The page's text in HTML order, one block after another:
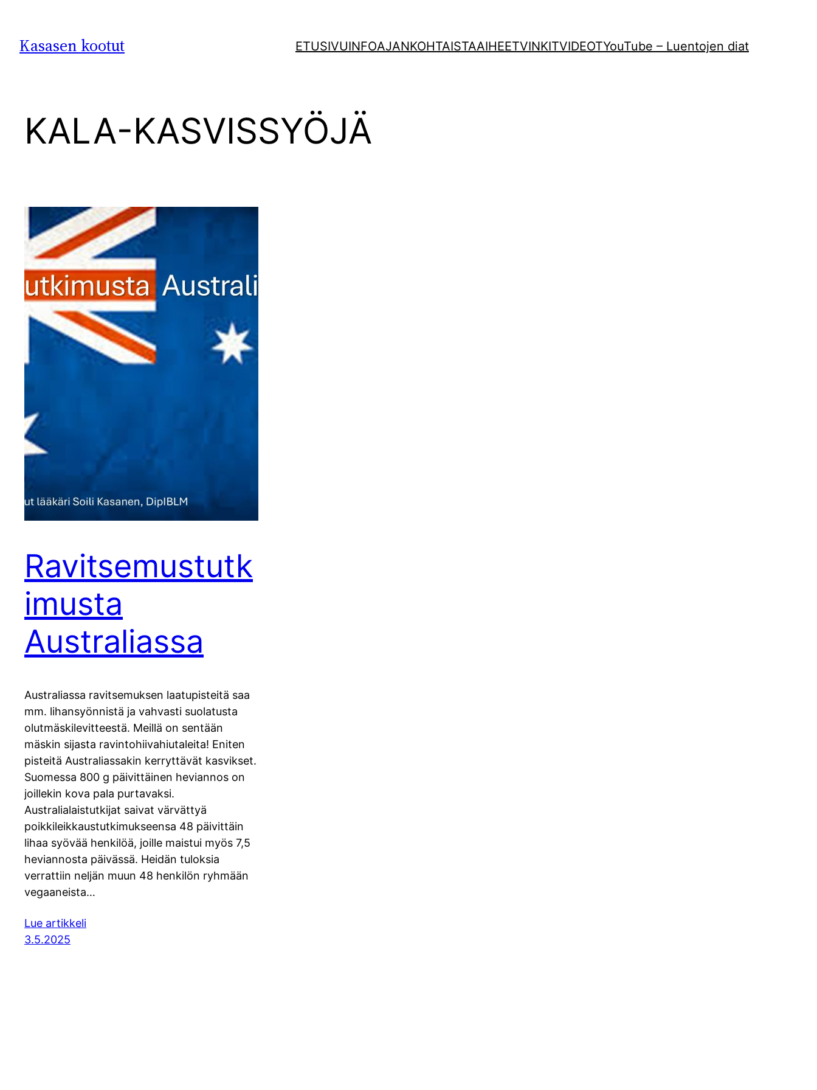
Kasasen kootut ETUSIVUINFOAJANKOHTAISTAAIHEETVINKITVIDEOTYouTube – Luentojen diat
KALA-KASVISSYÖJÄ
Ravitsemustutk
imusta
Australiassa
Australiassa ravitsemuksen laatupisteitä saa
mm. lihansyönnistä ja vahvasti suolatusta
olutmäskilevitteestä. Meillä on sentään
mäskin sijasta ravintohiivahiutaleita! Eniten
pisteitä Australiassakin kerryttävät kasvikset.
Suomessa 800 g päivittäinen heviannos on
joillekin kova pala purtavaksi.
Australialaistutkijat saivat värvättyä
poikkileikkaustutkimukseensa 48 päivittäin
lihaa syövää henkilöä, joille maistui myös 7,5
heviannosta päivässä. Heidän tuloksia
verrattiin neljän muun 48 henkilön ryhmään
vegaaneista…
Lue artikkeli
3.5.2025